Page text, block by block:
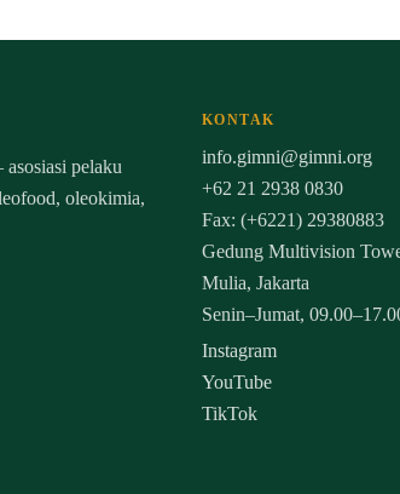
pelaku
oleokimia,
KONTAK
info.gimni@gimni.org
+62 21 2938 0830
Fax: (+6221) 29380883
Gedung Multivision
Mulia, Jakarta
Senin–Jumat,
Instagram
YouTube
TikTok